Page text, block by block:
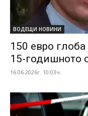
ВОДЕЩИ НОВИНИ
150 евро
15-годишното
16.06.2026г. 10:03ч.